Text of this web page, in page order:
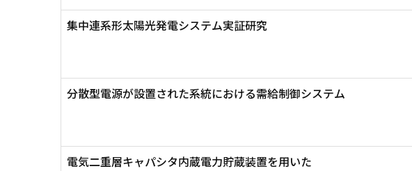
集中連系形太陽光発電システム実証研究
分散型電源が設置された系統における需給制御システム
電気二重層キャパシタ内蔵電力貯蔵装置を用いた